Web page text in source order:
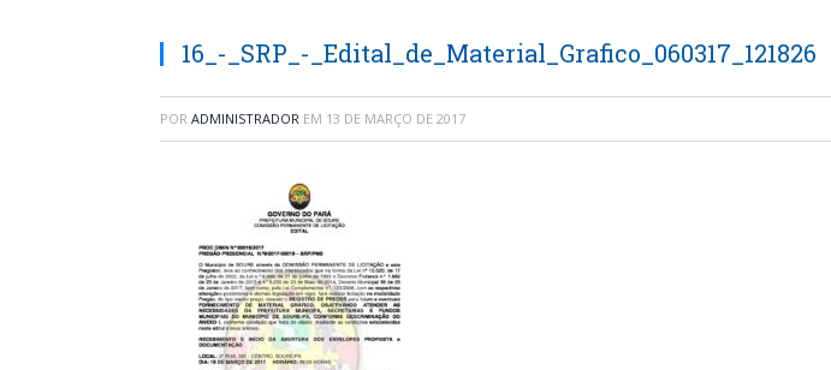
16_-_SRP_-_Edital_de_Material_Grafico_060317_121826
POR ADMINISTRADOR EM 13 DE MARÇO DE 2017